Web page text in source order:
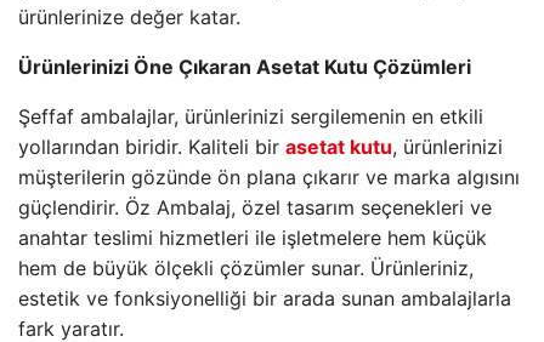
ürünlerinize değer katar.
Ürünlerinizi Öne Çıkaran Asetat Kutu Çözümleri
Şeffaf ambalajlar, ürünlerinizi sergilemenin en etkili
yollarından biridir. Kaliteli bir asetat kutu, ürünlerinizi
müşterilerin gözünde ön plana çıkarır ve marka algısını
güçlendirir. Öz Ambalaj, özel tasarım seçenekleri ve
anahtar teslimi hizmetleri ile işletmelere hem küçük
hem de büyük ölçekli çözümler sunar. Ürünleriniz,
estetik ve fonksiyonelliği bir arada sunan ambalajlarla
fark yaratır.